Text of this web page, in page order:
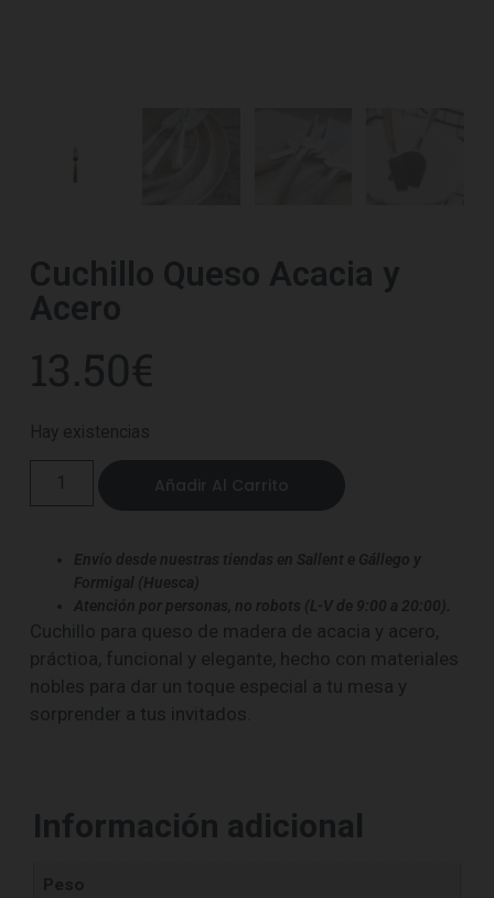
Cuchillo Queso Acacia y
Acero
13.50€
Hay existencias
Añadir Al Carrito
Envío desde nuestras tiendas en Sallent e Gállego y
Formigal (Huesca)
Atención por personas, no robots (L-V de 9:00 a 20:00).
Cuchillo para queso de madera de acacia y acero,
práctioa, funcional y elegante, hecho con materiales
nobles para dar un toque especial a tu mesa y
sorprender a tus invitados.
Información adicional